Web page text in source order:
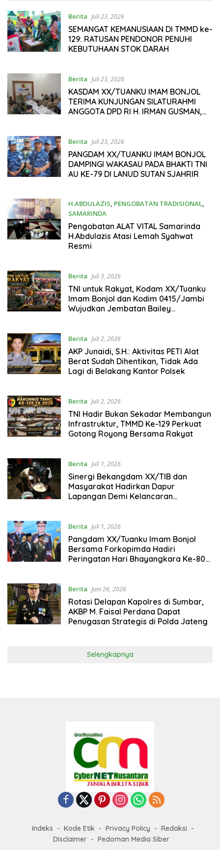
Berita Juli 23, 2026
SEMANGAT KEMANUSIAAN DI TMMD ke-
129: RATUSAN PENDONOR PENUHI
KEBUTUHAAN STOK DARAH
Berita Juli 23, 2026
KASDAM XX/TUANKU IMAM BONJOL
TERIMA KUNJUNGAN SILATURAHMI
ANGGOTA DPD RI H. IRMAN GUSMAN,
Berita Juli 23, 2026
PANGDAM XX/TUANKU IMAM BONJOL
DAMPINGI WAKASAU PADA BHAKTI TNI
AU KE-79 DI LANUD SUTAN SJAHRIR
H.ABDULAZIS, PENGOBATAN TRADISIONAL,
SAMARINDA
Juli 23, 2026
Pengobatan ALAT VITAL Samarinda
H.Abdulazis Atasi Lemah Syahwat
Resmi
Berita Juli 3, 2026
TNI untuk Rakyat, Kodam XX/Tuanku
Imam Bonjol dan Kodim 0415/Jambi
Wujudkan Jembatan Bailey
Berita Juli 2, 2026
AKP Junaidi, S.H.: Aktivitas PETI Alat
Berat Sudah Dihentikan, Tidak Ada
Lagi di Belakang Kantor Polsek
Berita Juli 2, 2026
TNI Hadir Bukan Sekadar Membangun
Infrastruktur, TMMD Ke-129 Perkuat
Gotong Royong Bersama Rakyat
Berita Juli 1, 2026
Sinergi Bekangdam XX/TIB dan
Masyarakat Hadirkan Dapur
Lapangan Demi Kelancaran
Berita Juli 1, 2026
Pangdam XX/Tuanku Imam Bonjol
Bersama Forkopimda Hadiri
Peringatan Hari Bhayangkara Ke-80
Berita Juni 26, 2026
Rotasi Delapan Kapolres di Sumbar,
AKBP M. Faisal Perdana Dapat
Penugasan Strategis di Polda Jateng
Selengkapnya
Indeks Kode Etik Privacy Policy
Redaksi
Disclaimer
Pedoman Media Siber